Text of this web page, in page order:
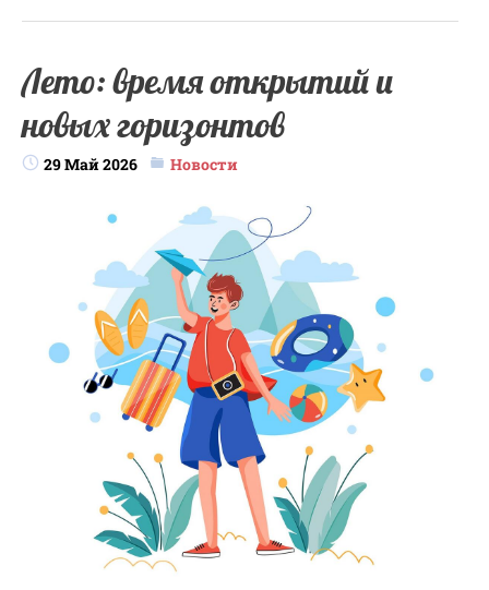
Лето: время открытий и
новых горизонтов
29 Май 2026 Новости